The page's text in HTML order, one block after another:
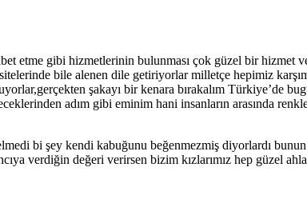
etme gibi hizmetlerinin bulunması çok güzel bir hizmet
bile alenen dile getiriyorlar milletçe hepimiz
şakayı bir kenara bırakalım Türkiye’de
adım gibi eminim hani insanların arasında
bi şey kendi kabuğunu beğenmezmiş diyorlardı
verdiğin değeri verirsen bizim kızlarımız hep güzel